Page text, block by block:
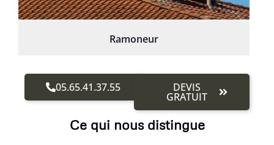
Ramoneur
05.65.41.37.55 DEVIS
GRATUIT
Ce qui nous distingue